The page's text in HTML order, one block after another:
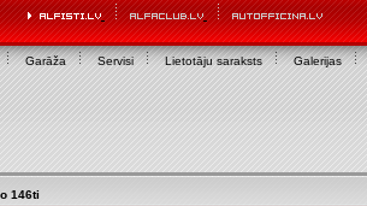
Garāža Servisi Lietotāju saraksts Galerijas
146ti